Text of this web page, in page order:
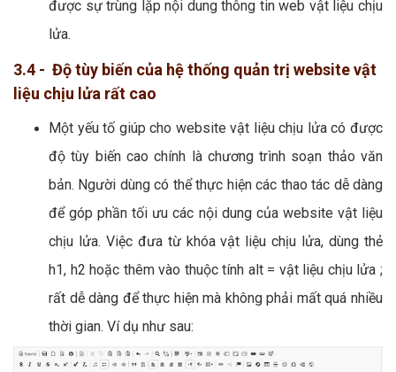
được sự trùng lặp nội dung thông tin web vật liệu chịu
lửa.
3.4 - Độ tùy biến của hệ thống quản trị website vật
liệu chịu lửa rất cao
Một yếu tố giúp cho website vật liệu chịu lửa có được
độ tùy biến cao chính là chương trình soạn thảo văn
bản. Người dùng có thể thực hiện các thao tác dễ dàng
để góp phần tối ưu các nội dung của website vật liệu
chịu lửa. Việc đưa từ khóa vật liệu chịu lửa, dùng thẻ
h1, h2 hoặc thêm vào thuộc tính alt = vật liệu chịu lửa ;
rất dễ dàng để thực hiện mà không phải mất quá nhiều
thời gian. Ví dụ như sau: